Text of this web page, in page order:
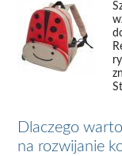
Dlaczego
na rozwijanie